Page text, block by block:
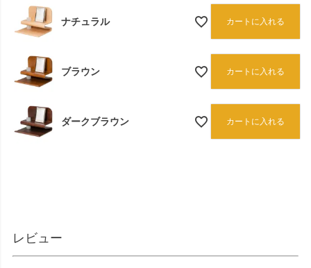
ナチュラル カートに入れる
ブラウン カートに入れる
ダークブラウン カートに入れる
レビュー